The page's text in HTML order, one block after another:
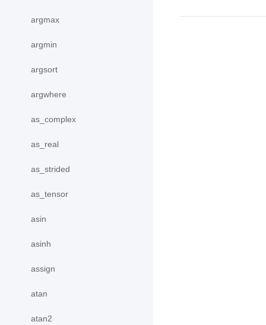
argmax
argmin
argsort
argwhere
as_complex
as_real
as_strided
as_tensor
asin
asinh
assign
atan
atan2